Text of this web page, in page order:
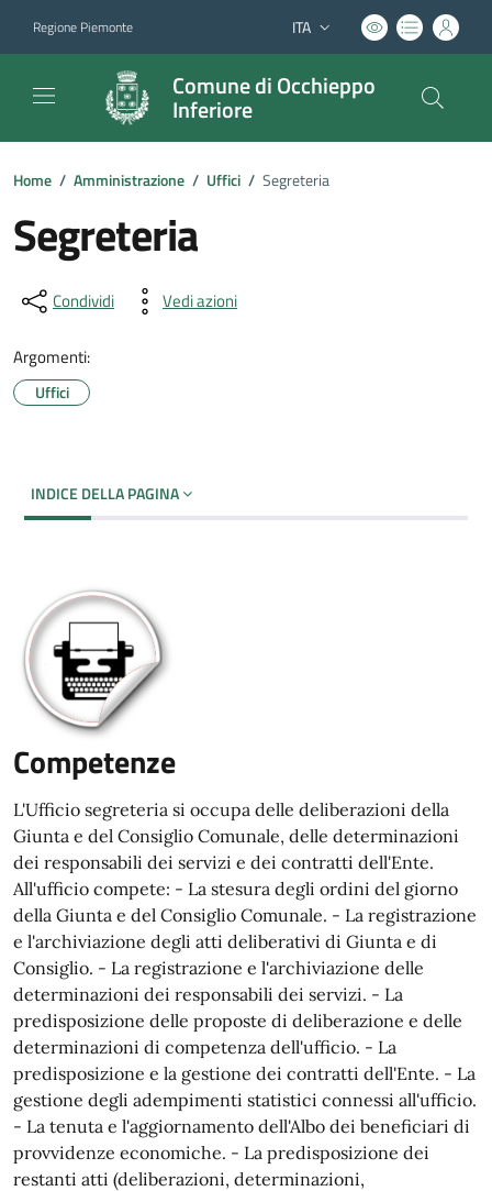
Regione Piemonte Lingua attiva:
ITA
Comune di Occhieppo
Inferiore
Home / Amministrazione / Uffici / Segreteria
Segreteria
Condividi Vedi azioni
Argomenti:
Uffici
INDICE DELLA PAGINA
Competenze
L'Ufficio segreteria si occupa delle deliberazioni della
Giunta e del Consiglio Comunale, delle determinazioni
dei responsabili dei servizi e dei contratti dell'Ente.
All'ufficio compete: - La stesura degli ordini del giorno
della Giunta e del Consiglio Comunale. - La registrazione
e l'archiviazione degli atti deliberativi di Giunta e di
Consiglio. - La registrazione e l'archiviazione delle
determinazioni dei responsabili dei servizi. - La
predisposizione delle proposte di deliberazione e delle
determinazioni di competenza dell'ufficio. - La
predisposizione e la gestione dei contratti dell'Ente. - La
gestione degli adempimenti statistici connessi all'ufficio.
- La tenuta e l'aggiornamento dell'Albo dei beneficiari di
provvidenze economiche. - La predisposizione dei
restanti atti (deliberazioni, determinazioni,